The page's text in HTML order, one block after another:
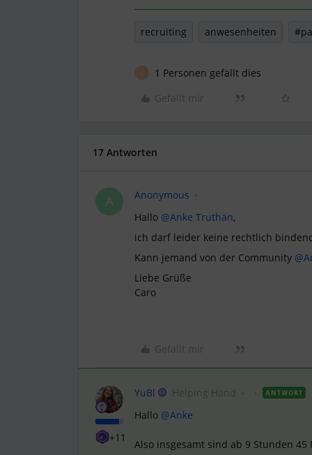
recruiting anwesenheiten
1 Personen gefällt dies
Gefällt mir
17 Antworten
A Anonymous
Hallo @Anke Truthän,
ich darf leider keine rechtlich
Kann jemand von der Community
Liebe Grüße
Caro
Gefällt mir
+11
YuBl ANTWORT
Hallo @Anke
Also insgesamt sind ab 9 Stunden